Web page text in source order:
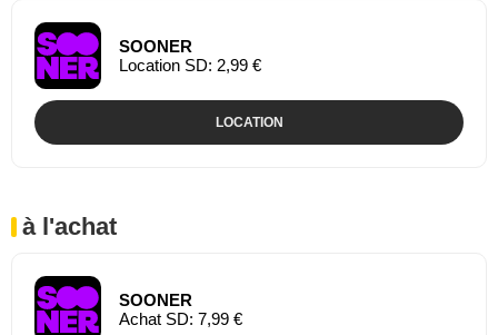
SOONER
Location SD: 2,99 €
LOCATION
à l'achat
SOONER
Achat SD: 7,99 €